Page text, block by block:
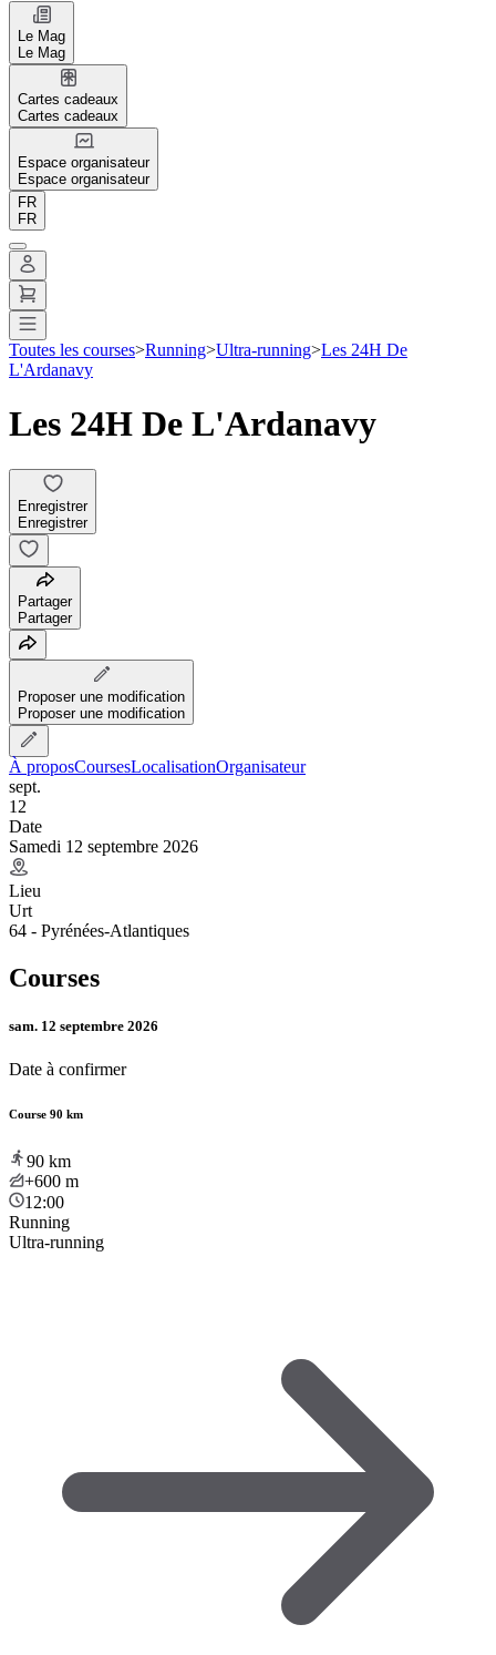
Le Mag
Le Mag
Cartes cadeaux
Cartes cadeaux
Espace organisateur
Espace organisateur
FR
FR
Toutes les courses>Running>Ultra-running>Les 24H De
L'Ardanavy
Les 24H De L'Ardanavy
Enregistrer
Enregistrer
Partager
Partager
Proposer une modification
Proposer une modification
À proposCoursesLocalisationOrganisateur
sept.
12
Date
Samedi 12 septembre 2026
Lieu
Urt
64 - Pyrénées-Atlantiques
Courses
sam. 12 septembre 2026
Date à confirmer
Course 90 km
90 km
+600 m
12:00
Running
Ultra-running